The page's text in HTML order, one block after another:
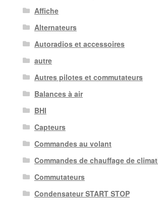
Affiche
Alternateurs
Autoradios et accessoires
autre
Autres pilotes et commutateurs
Balances à air
BHI
Capteurs
Commandes au volant
Commandes de chauffage de
Commutateurs
Condensateur START STOP